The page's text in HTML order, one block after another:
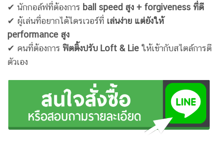
✔ นักกอล์ฟที่ต้องการ ball speed สูง + forgiveness ที่ดี
✔ ผู้เล่นที่อยากได้ไดรเวอร์ที่ เล่นง่าย แต่ยังให้
performance สูง
✔ คนที่ต้องการ ฟิตติ้งปรับ Loft & Lie ให้เข้ากับสไตล์การตี
ตัวเอง